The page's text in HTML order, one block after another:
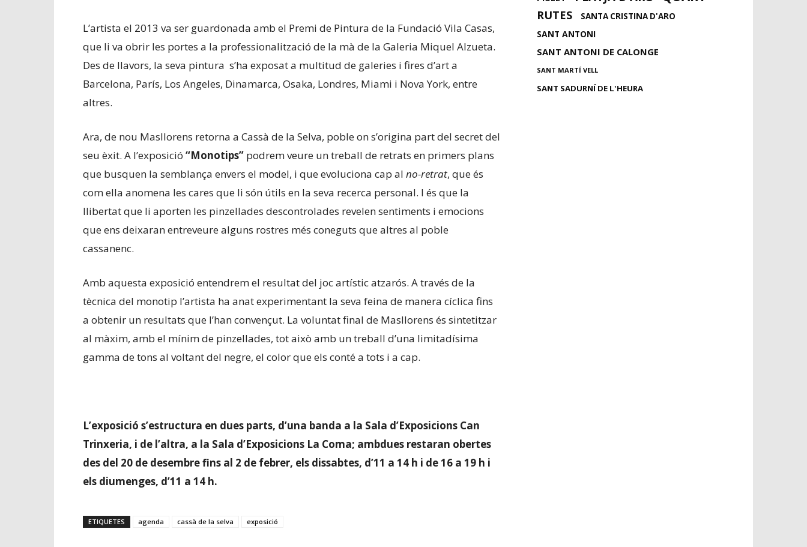
L’artista el 2013 va ser guardonada amb el Premi de Pintura de la Fundació Vila Casas,
que li va obrir les portes a la professionalització de la mà de la Galeria Miquel Alzueta.
Des de llavors, la seva pintura s’ha exposat a multitud de galeries i fires d’art a
Barcelona, París, Los Angeles, Dinamarca, Osaka, Londres, Miami i Nova York, entre
altres.
Ara, de nou Masllorens retorna a Cassà de la Selva, poble on s’origina part del secret del
seu èxit. A l’exposició “Monotips” podrem veure un treball de retrats en primers plans
que busquen la semblança envers el model, i que evoluciona cap al no-retrat, que és
com ella anomena les cares que li són útils en la seva recerca personal. I és que la
llibertat que li aporten les pinzellades descontrolades revelen sentiments i emocions
que ens deixaran entreveure alguns rostres més coneguts que altres al poble
cassanenc.
Amb aquesta exposició entendrem el resultat del joc artístic atzarós. A través de la
tècnica del monotip l’artista ha anat experimentant la seva feina de manera cíclica fins
a obtenir un resultats que l’han convençut. La voluntat final de Masllorens és sintetitzar
al màxim, amb el mínim de pinzellades, tot això amb un treball d’una limitadísima
gamma de tons al voltant del negre, el color que els conté a tots i a cap.
L’exposició s’estructura en dues parts, d’una banda a la Sala d’Exposicions Can
Trinxeria, i de l’altra, a la Sala d’Exposicions La Coma; ambdues restaran obertes
des del 20 de desembre fins al 2 de febrer, els dissabtes, d’11 a 14 h i de 16 a 19 h i
els diumenges, d’11 a 14 h.
ETIQUETES agenda cassà de la selva exposició
RUTES SANTA CRISTINA D'ARO
SANT ANTONI
SANT ANTONI DE CALONGE
SANT MARTÍ VELL
SANT SADURNÍ DE L'HEURA